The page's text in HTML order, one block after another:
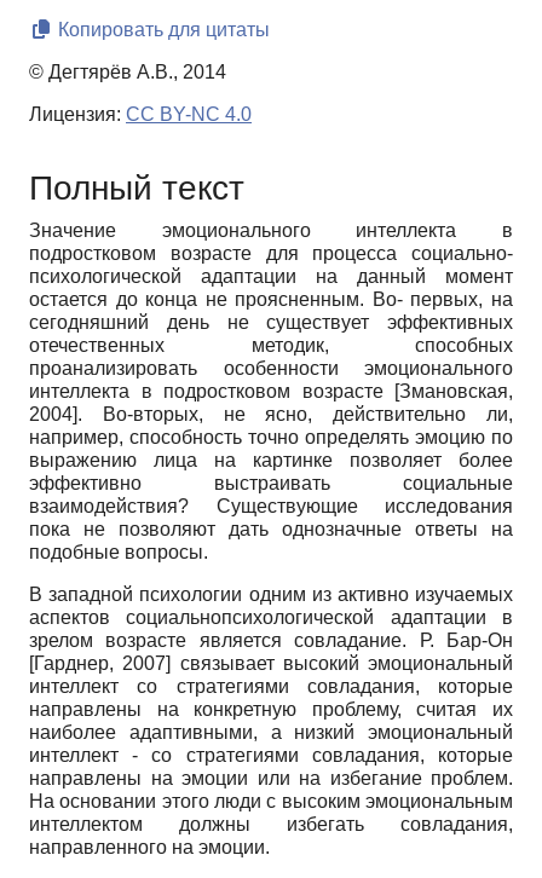
Копировать для цитаты
© Дегтярёв А.В., 2014
Лицензия: CC BY-NC 4.0
Полный текст
Значение эмоционального интеллекта в
подростковом возрасте для процесса социально­
психологической адаптации на данный момент
остается до конца не проясненным. Во- первых, на
сегодняшний день не существует эффективных
отечественных методик, способных
проанализировать особенности эмоционального
интеллекта в подростковом возрасте
[Змановская,
2004].
Во-вторых, не ясно, действительно ли,
например, способность точно определять эмоцию по
выражению лица на картинке позволяет более
эффективно выстраивать социальные
взаимодействия? Существующие исследования
пока не позволяют дать однозначные ответы на
подобные вопросы.
В западной психологии одним из активно изучаемых
аспектов социально­психологической адаптации в
зрелом возрасте является совладание. Р. Бар-Он
[Гарднер, 2007] связывает высокий эмоциональный
интеллект со стратегиями совладания, которые
направлены на конкретную проблему, считая их
наиболее адаптивными, а низкий эмоциональный
интеллект - со стратегиями совладания, которые
направлены на эмоции или на избегание проблем.
На основании этого люди с высоким эмоциональным
интеллектом должны избегать совладания,
направленного на эмоции.